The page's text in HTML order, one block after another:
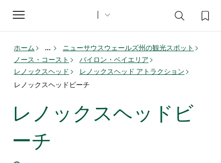
Toggle
navigation
ホーム ...
ニューサウスウェールズ州の観光スポット
ノース・コースト
バイロン・ベイエリア
レノックスヘッド
レノックスヘッド アトラクション
レノックスヘッドビーチ
レノックスヘッドビ
ーチ